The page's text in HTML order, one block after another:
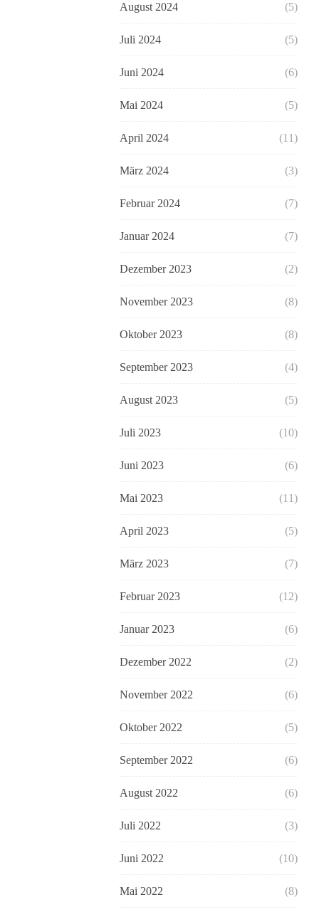
August 2024 (5)
Juli 2024 (5)
Juni 2024 (6)
Mai 2024 (5)
April 2024 (11)
März 2024 (3)
Februar 2024 (7)
Januar 2024 (7)
Dezember 2023 (2)
November 2023 (8)
Oktober 2023 (8)
September 2023 (4)
August 2023 (5)
Juli 2023 (10)
Juni 2023 (6)
Mai 2023 (11)
April 2023 (5)
März 2023 (7)
Februar 2023 (12)
Januar 2023 (6)
Dezember 2022 (2)
November 2022 (6)
Oktober 2022 (5)
September 2022 (6)
August 2022 (6)
Juli 2022 (3)
Juni 2022 (10)
Mai 2022 (8)